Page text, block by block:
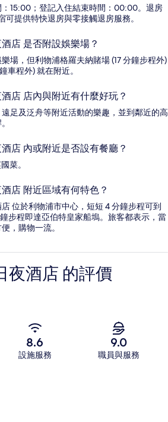
15:00；登記入住結束時間：00:00。退房
可提供特快退房與零接觸退房服務。
店 是否附設娛樂場？
場，但利物浦格羅夫納賭場 (17 分鐘步程外)
車程外) 就在附近。
店 店內與附近有什麼好玩？
足及泛舟等附近活動的樂趣，並到鄰近的高
店 內或附近是否設有餐廳？
菜。
店 附近區域有何特色？
位於利物浦市中心，短短 4 分鐘步程可到
步程即達亞伯特皇家船塢。旅客都表示，當
，購物一流。
夜酒店 的評價
8.6
設施服務
9.0
職員與服務